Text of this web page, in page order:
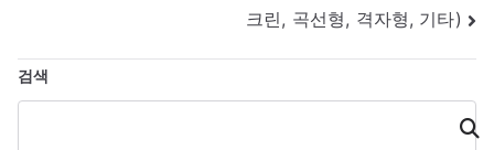
비
게
크린, 곡선형, 격자형, 기타)
검색
검
색